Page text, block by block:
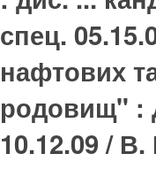
спец.
нафтових
родовищ" :
10.12.09 /